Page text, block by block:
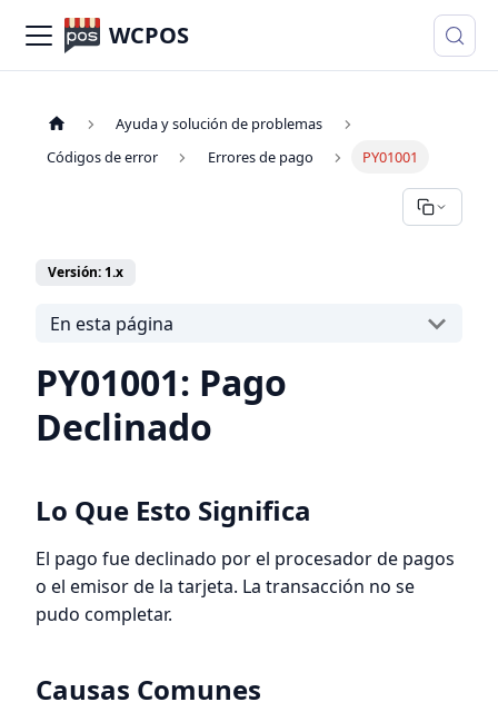
WCPOS
Ayuda y solución de problemas
Códigos de error
Errores de pago PY01001
Versión: 1.x
En esta página
PY01001: Pago
Declinado
Lo Que Esto Significa
El pago fue declinado por el procesador de pagos
o el emisor de la tarjeta. La transacción no se
pudo completar.
Causas Comunes